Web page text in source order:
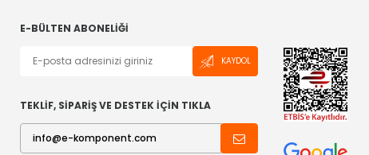
E-BÜLTEN ABONELIĞI
KAYDOL
TEKLİF, SİPARİŞ VE DESTEK İÇİN TIKLA